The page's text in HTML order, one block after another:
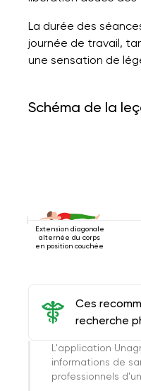
La durée des
journée de travail,
une sensation de
Schéma de la
Extension diagonale
alternée du corps
en position couchée
Ces
recherche
L'application
informations de
professionnels